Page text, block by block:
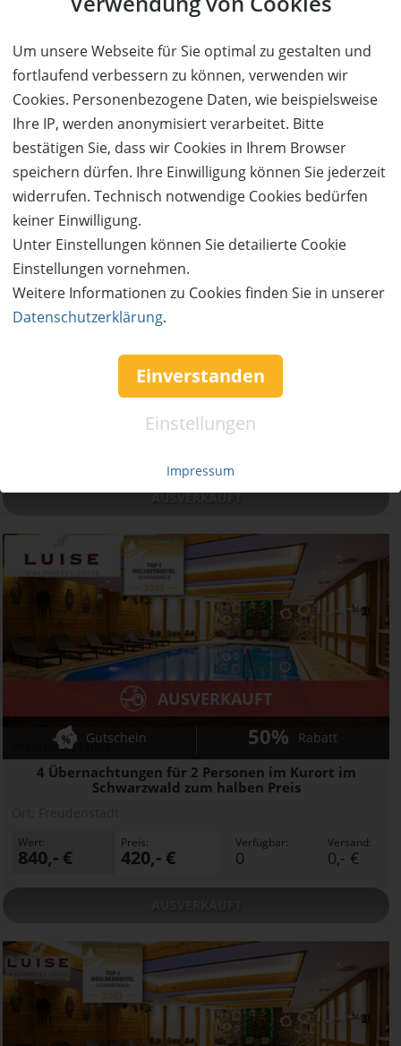
Um unsere Webseite für Sie optimal zu gestalten und
fortlaufend verbessern zu können, verwenden wir
Cookies. Personenbezogene Daten, wie beispielsweise
Ihre IP, werden anonymisiert verarbeitet. Bitte
bestätigen Sie, dass wir Cookies in Ihrem Browser
speichern dürfen. Ihre Einwilligung können Sie jederzeit
widerrufen. Technisch notwendige Cookies bedürfen
keiner Einwilligung.
Unter Einstellungen können Sie detailierte Cookie
Einstellungen vornehmen.
Weitere Informationen zu Cookies finden Sie in unserer
Datenschutzerklärung.
Einverstanden
Einstellungen
Impressum
904,- € 452,- € 0 3,50 €
AUSVERKAUFT
4 Übernachtungen für 2 Personen im Kurort im
Schwarzwald zum halben Preis
AUSVERKAUFT
Preis: Verfügbar:
AUSVERKAUFT
Waldhotel Luise
4 Übernachtungen für 2 Personen im Kurort im
Schwarzwald zum halben Preis
AUSVERKAUFT
Gutschein 50% Rabatt
Wert:
840,- €
Preis:
420,- €
Verfügbar:
0
Versand:
0,- €